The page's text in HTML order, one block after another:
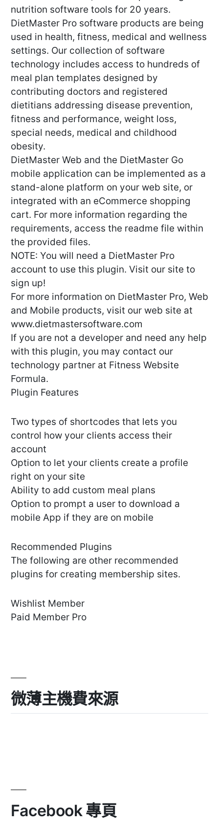
nutrition software tools for 20 years.
DietMaster Pro software products are being
used in health, fitness, medical and wellness
settings. Our collection of software
technology includes access to hundreds of
meal plan templates designed by
contributing doctors and registered
dietitians addressing disease prevention,
fitness and performance, weight loss,
special needs, medical and childhood
obesity.
DietMaster Web and the DietMaster Go
mobile application can be implemented as a
stand-alone platform on your web site, or
integrated with an eCommerce shopping
cart. For more information regarding the
requirements, access the readme file within
the provided files.
NOTE: You will need a DietMaster Pro
account to use this plugin. Visit our site to
sign up!
For more information on DietMaster Pro, Web
and Mobile products, visit our web site at
www.dietmastersoftware.com
If you are not a developer and need any help
with this plugin, you may contact our
technology partner at Fitness Website
Formula.
Plugin Features
Two types of shortcodes that lets you
control how your clients access their
account
Option to let your clients create a profile
right on your site
Ability to add custom meal plans
Option to prompt a user to download a
mobile App if they are on mobile
Recommended Plugins
The following are other recommended
plugins for creating membership sites.
Wishlist Member
Paid Member Pro
微薄主機費來源
Facebook 專頁